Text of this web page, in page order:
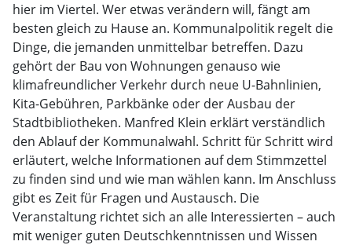
hier im Viertel. Wer etwas verändern will, fängt am
besten gleich zu Hause an. Kommunalpolitik regelt die
Dinge, die jemanden unmittelbar betreffen. Dazu
gehört der Bau von Wohnungen genauso wie
klimafreundlicher Verkehr durch neue U-Bahnlinien,
Kita-Gebühren, Parkbänke oder der Ausbau der
Stadtbibliotheken. Manfred Klein erklärt verständlich
den Ablauf der Kommunalwahl. Schritt für Schritt wird
erläutert, welche Informationen auf dem Stimmzettel
zu finden sind und wie man wählen kann. Im Anschluss
gibt es Zeit für Fragen und Austausch. Die
Veranstaltung richtet sich an alle Interessierten – auch
mit weniger guten Deutschkenntnissen und Wissen